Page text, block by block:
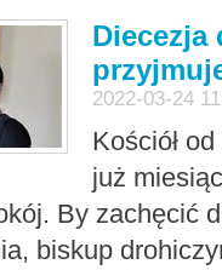
Diecezja
2022-03-24
Kościół
już
By zachęcić
biskup